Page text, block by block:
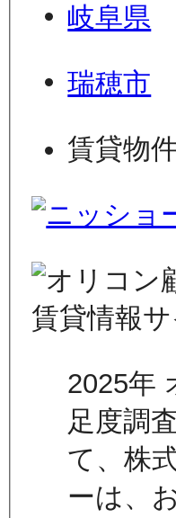
岐阜県
瑞穂市
賃貸物
2025年
足度調
て、株
ーは、